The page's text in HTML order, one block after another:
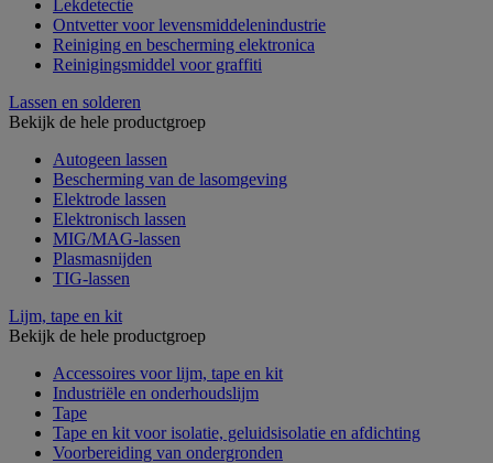
Lekdetectie
Ontvetter voor levensmiddelenindustrie
Reiniging en bescherming elektronica
Reinigingsmiddel voor graffiti
Lassen en solderen
Bekijk de hele productgroep
Autogeen lassen
Bescherming van de lasomgeving
Elektrode lassen
Elektronisch lassen
MIG/MAG-lassen
Plasmasnijden
TIG-lassen
Lijm, tape en kit
Bekijk de hele productgroep
Accessoires voor lijm, tape en kit
Industriële en onderhoudslijm
Tape
Tape en kit voor isolatie, geluidsisolatie en afdichting
Voorbereiding van ondergronden